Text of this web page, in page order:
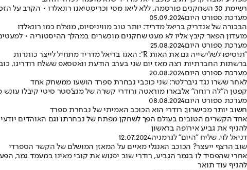
רשימת 30 השחקנים פורסמה, ללא ליאו מסי וכריסטיאנו רונאלדו • הקרב על הזכייה ככל הנראה יהיה בין רודרי לוויניסיוס • ואיך קיבל זאת החלוץ שלא נכלל?
מערכת ספורט היום05.09.2024
הבכורה של אנדריק בריאל מדריד: יותר טוב מוויניסיוס, מוצלח כמו רונאלדו
מועדון הפאר קיבץ אליו לא מעט שחקנים מוכשרים במהלך ההיסטוריה •
מערכת ספורט היום25.08.2024
"תוסיפו לשלישייה גם את האות R": האגו בריאל מדריד מתחיל לייצר כותרות
ברשתות החברתיות רצה מאז יום שני בערב הודעת וואטסאפ ששלח רודריגו, כובש השער של הבלאנקוס ב-1:1 עם מאיורקה במחזור הפתיחה, בה ביקר
מערכת ספורט היום20.08.2024
לאחר ששרו נגד גיברלטר: שני כוכבי נבחרת ספרד הושעו ממשחק אחד
קפטן ה"לה רוחה" אלבארו מוראטה ורודרי קשרה של מנצ'סטר סיטי קיבלו עונש מאופ"א לאחר שבחגיגות הזכייה ביורו
מערכת ספורט היום08.08.2024
חשוב יותר מכישרון: רודרי הוא הכוכב האמיתי של נבחרת ספרד
להניף את גביע אירופה בראשון
דניאל לוי, שליח "היום" לגרמניה12.07.2024
שוב הרצף ייעצר? הכוכב האנגלי מאיים על המאזן המושלם של הקשר הספרדי
להניף עוד תואר